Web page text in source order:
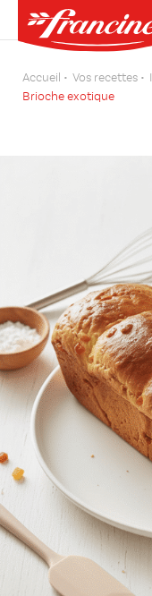
Accueil Vos recettes
Brioche exotique